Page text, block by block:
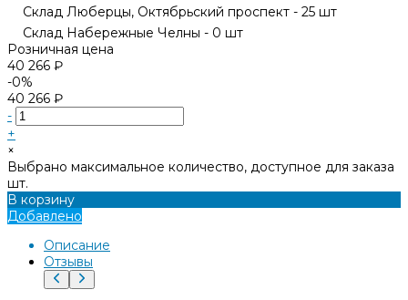
Склад Люберцы, Октябрьский проспект - 25 шт
Склад Набережные Челны - 0 шт
Розничная цена
40 266 ₽
-0%
40 266 ₽
-
+
×
Выбрано максимальное количество, доступное для заказа
шт.
В корзину
Добавлено
Описание
Отзывы